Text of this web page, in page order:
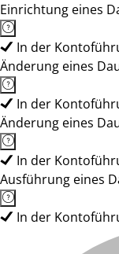
Einrichtung eines
In der
Änderung eines
In der
Änderung eines
In der
Ausführung eines
In der